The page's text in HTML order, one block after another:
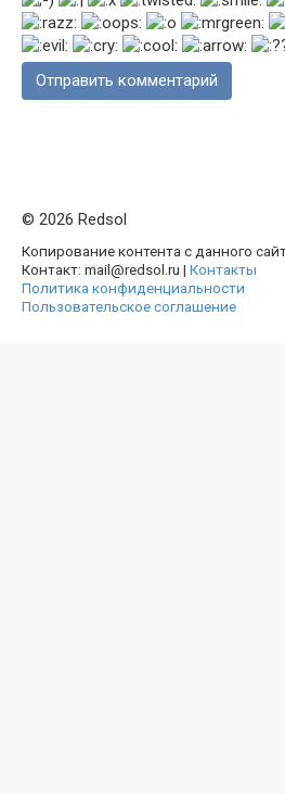
© 2026 Redsol
Копирование контента с данного
Контакт: mail@redsol.ru | Контакты
Политика конфиденциальности
Пользовательское соглашение